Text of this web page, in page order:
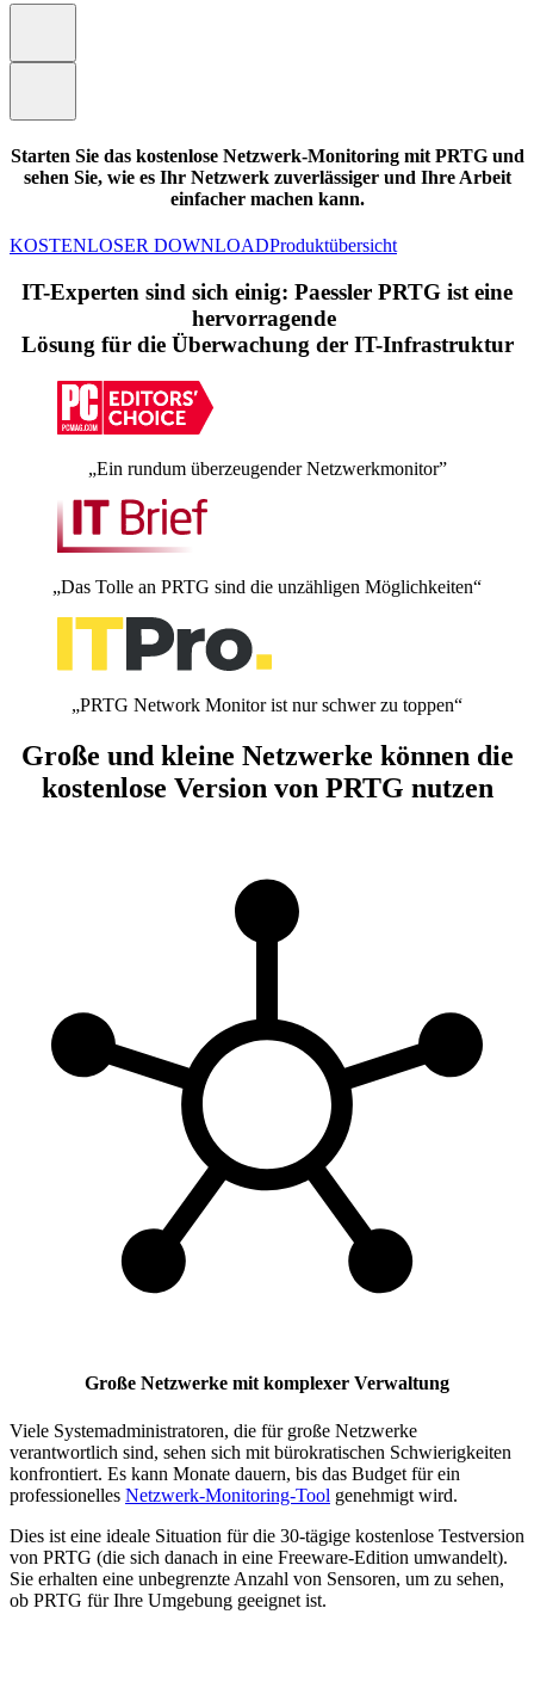
Starten Sie das kostenlose Netzwerk-Monitoring mit PRTG und
sehen Sie, wie es Ihr Netzwerk zuverlässiger und Ihre Arbeit
einfacher machen kann.
KOSTENLOSER DOWNLOADProduktübersicht
IT-Experten sind sich einig: Paessler PRTG ist eine
hervorragende
Lösung für die Überwachung der IT-Infrastruktur
„Ein rundum überzeugender Netzwerkmonitor”
„Das Tolle an PRTG sind die unzähligen Möglichkeiten“
„PRTG Network Monitor ist nur schwer zu toppen“
Große und kleine Netzwerke können die
kostenlose Version von PRTG nutzen
Große Netzwerke mit komplexer Verwaltung
Viele Systemadministratoren, die für große Netzwerke
verantwortlich sind, sehen sich mit bürokratischen Schwierigkeiten
konfrontiert. Es kann Monate dauern, bis das Budget für ein
professionelles Netzwerk-Monitoring-Tool genehmigt wird.
Dies ist eine ideale Situation für die 30-tägige kostenlose Testversion
von PRTG (die sich danach in eine Freeware-Edition umwandelt).
Sie erhalten eine unbegrenzte Anzahl von Sensoren, um zu sehen,
ob PRTG für Ihre Umgebung geeignet ist.